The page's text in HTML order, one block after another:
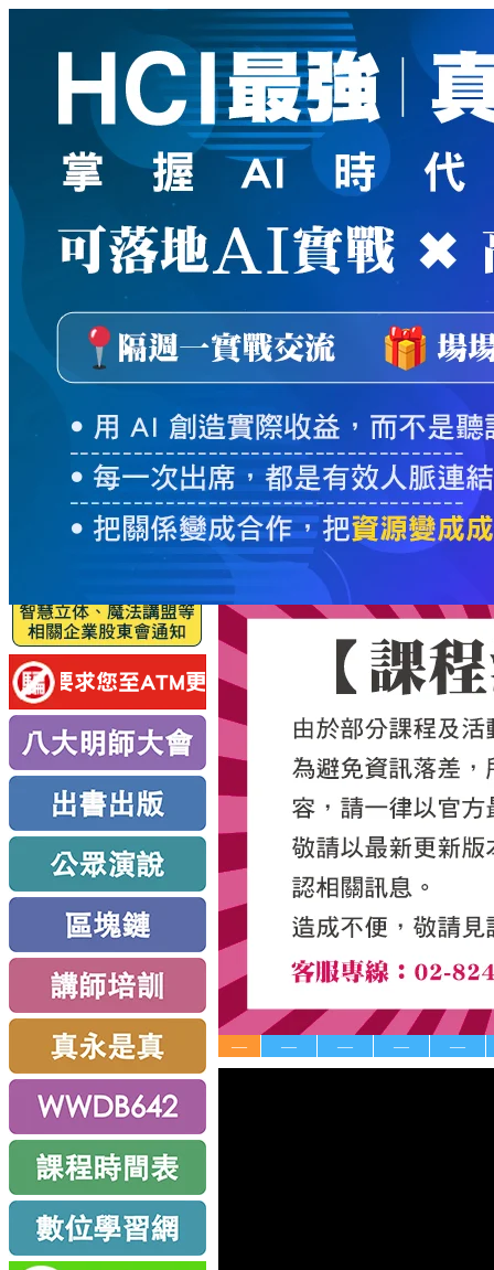
網
路
新
思
路
— — — — —